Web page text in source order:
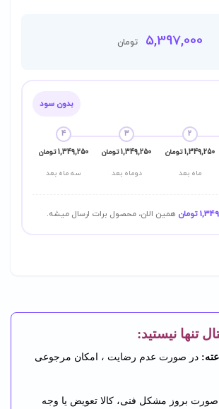
5,397,000 تومان
بدون سود
2
1,349,250 تومان
ماه بعد
3
1,349,250 تومان
دوماه بعد
4
1,349,250 تومان
سه ماه بعد
تومان همین الان، محصول برات ارسال میشه.
تنها نیستید:
در صورت عدم رضایت ، امکان مرجوعی
صورت بروز مشکل فنی، کالا تعویض یا وجه